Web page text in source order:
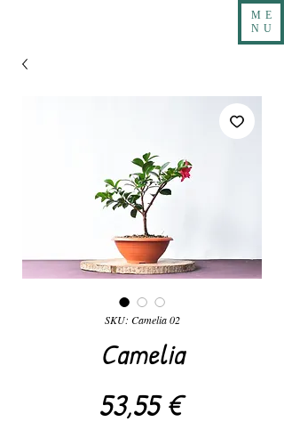
ME
NU
SKU: Camelia 02
Camelia
53,55 €Precio